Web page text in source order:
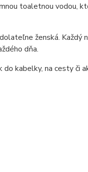
toaletnou vodou,
ženská. Každý
dňa.
kabelky, na cesty či